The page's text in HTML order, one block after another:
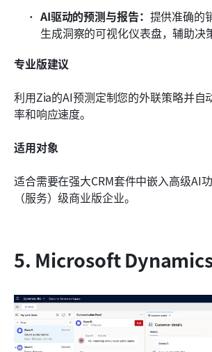
AI驱动的预测与报告： 提供准确的
生成洞察的可视化仪表盘，辅助决
专业版建议
利用Zia的AI预测定制您的外联策略并自
率和响应速度。
适用对象
适合需要在强大CRM套件中嵌入高级AI
（服务）级商业版企业。
5. Microsoft